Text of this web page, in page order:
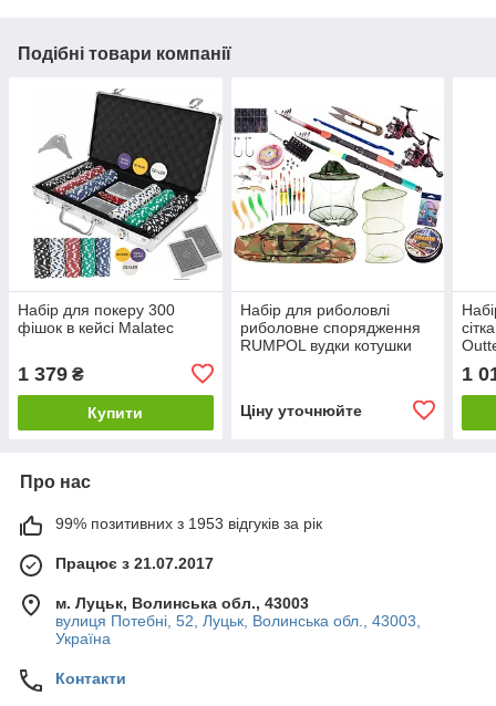
Подібні товари компанії
Набір для покеру 300
фішок в кейсі Malatec
1 379 ₴
Купити
Набір для риболовлі
риболовне спорядження
RUMPOL вудки котушки
Ціну уточнюйте
1
Про нас
99% позитивних з 1953 відгуків за рік
Працює з 21.07.2017
м. Луцьк, Волинська обл., 43003
вулиця Потебні, 52, Луцьк, Волинська обл., 43003,
Україна
Контакти